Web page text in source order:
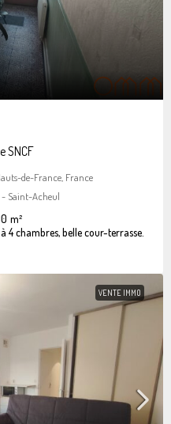
SNCF
de-France, France
Saint-Acheul
m²
4 chambres, belle cour-terrasse.
VENTE IMMO